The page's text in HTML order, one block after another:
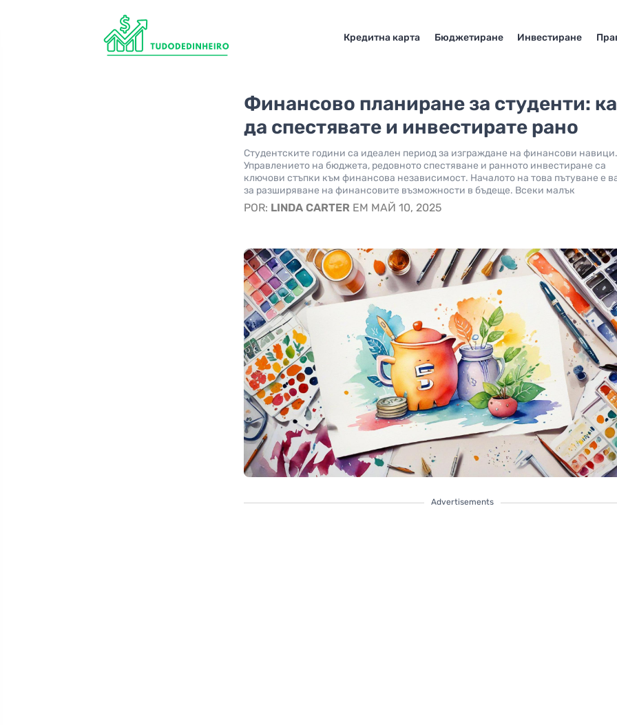
Кредитна карта Бюджетиране Инвестиране
Финансово планиране за студенти:
да спестявате и инвестирате рано
Студентските години са идеален период за изграждане на финансови
Управлението на бюджета, редовното спестяване и ранното инвестиране са
ключови стъпки към финансова независимост. Началото на това пътуване е
за разширяване на финансовите възможности в бъдеще. Всеки малък
POR: LINDA CARTER EM МАЙ 10, 2025
Advertisements